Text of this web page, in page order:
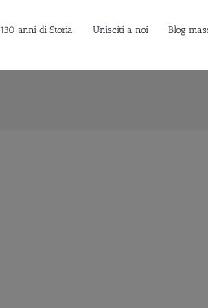
130 anni di Storia Unisciti a noi Blog